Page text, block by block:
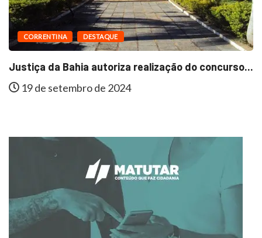
CORRENTINA DESTAQUE
Justiça da Bahia autoriza realização do concurso...
19 de setembro de 2024